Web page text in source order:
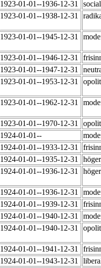
1923-01-01--1936-12-31
1923-01-01--1938-12-31
1923-01-01--1945-12-31
1923-01-01--1946-12-31
1923-01-01--1947-12-31
1923-01-01--1953-12-31
1923-01-01--1962-12-31
1923-01-01--1970-12-31
1924-01-01--
1924-01-01--1933-12-31
1924-01-01--1935-12-31
1924-01-01--1936-12-31
1924-01-01--1936-12-31
1924-01-01--1939-12-31
1924-01-01--1940-12-31
1924-01-01--1940-12-31
1924-01-01--1941-12-31
1924-01-01--1943-12-31